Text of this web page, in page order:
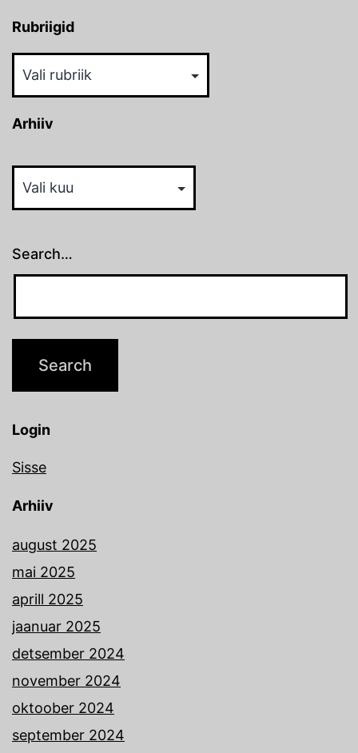
Rubriigid
Arhiiv
Search…
Login
Sisse
Arhiiv
august 2025
mai 2025
aprill 2025
jaanuar 2025
detsember 2024
november 2024
oktoober 2024
september 2024